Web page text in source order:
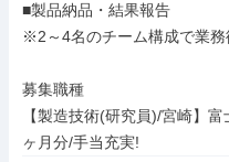
■製品納品・結果報告
※2～4名のチーム構成で業務
募集職種
【製造技術(研究員)/宮崎】
ヶ月分/手当充実!